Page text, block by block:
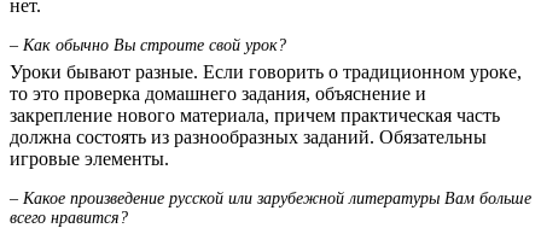
нет.
– Как обычно Вы строите свой урок?
Уроки бывают разные. Если говорить о традиционном уроке,
то это проверка домашнего задания, объяснение и
закрепление нового материала, причем практическая часть
должна состоять из разнообразных заданий. Обязательны
игровые элементы.
– Какое произведение русской или зарубежной литературы Вам больше
всего нравится?